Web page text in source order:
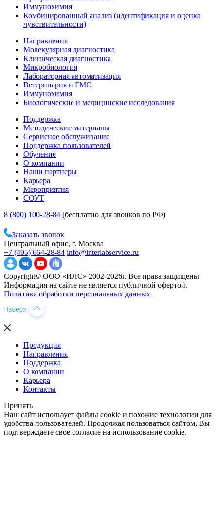
Иммунохимия
Комбинированный анализ (идентификация и оценка
чувствительности)
Направления
Молекулярная диагностика
Клиническая диагностика
Микробиология
Лабораторная автоматизация
Ветеринария и ГМО
Иммунохимия
Биологические и медицинские исследования
Поддержка
Методические материалы
Сервисное обслуживание
Поддержка пользователей
Обучение
О компании
Наши партнеры
Карьера
Мероприятия
СОУТ
8 (800) 100-28-84 (бесплатно для звонков по РФ)
Заказать звонок
Центральный офис, г. Москва
+7 (495) 664-28-84 info@interlabservice.ru
Copyright© ООО «ИЛС» 2002-2026г. Все права защищены.
Информация на сайте не является публичной офертой.
Политика обработки персональных данных.
Продукция
Направления
Поддержка
О компании
Карьера
Контакты
Принять
Наш сайт использует файлы cookie и похожие технологии для
удобства пользователей. Продолжая пользоваться сайтом, Вы
подтверждаете свое согласие на использование cookie.